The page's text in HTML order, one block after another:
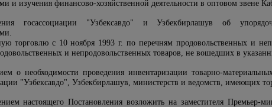
и изучения финансово-хозяйственной деятельности в оптовом звене
госассоциации "Узбексавдо" и Узбекбирлашув об
торговлю с 10 ноября 1993 г. по перечням продовольственных и
и непродовольственных товаров, не вошедших в
о необходимости проведения инвентаризации товарно-
"Узбексавдо", Узбекбирлашув, министерств и ведомств, имеющих
настоящего Постановления возложить на заместителя Премьер-